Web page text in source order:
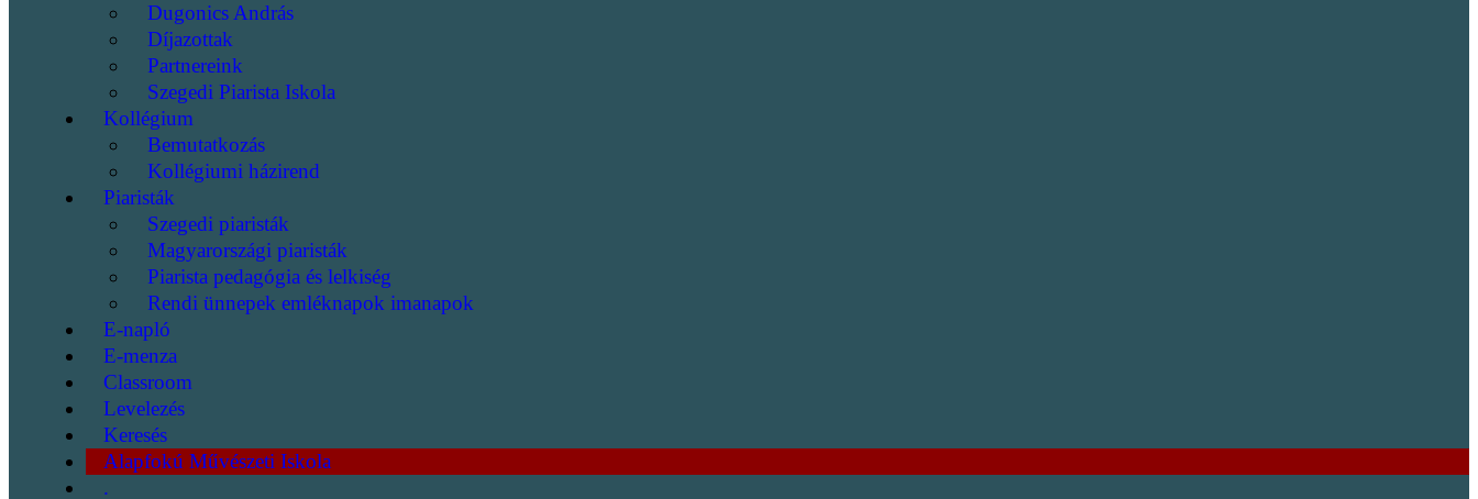
Dugonics András
Díjazottak
Partnereink
Szegedi Piarista Iskola
Kollégium
Bemutatkozás
Kollégiumi házirend
Piaristák
Szegedi piaristák
Magyarországi piaristák
Piarista pedagógia és lelkiség
Rendi ünnepek emléknapok imanapok
E-napló
E-menza
Classroom
Levelezés
Keresés
Alapfokú Művészeti Iskola
.